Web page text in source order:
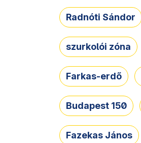
Radnóti Sándor
szurkolói zóna
Farkas-erdő
Budapest 150
Fazekas János